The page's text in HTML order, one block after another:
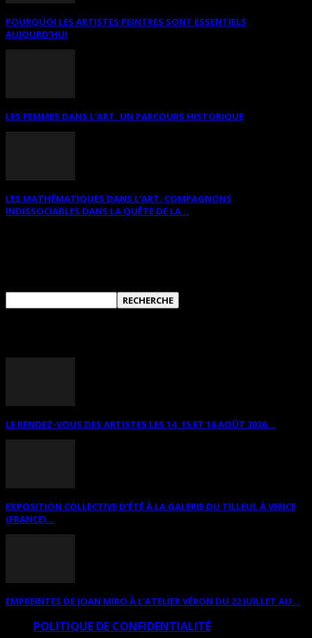
POURQUOI LES ARTISTES PEINTRES SONT ESSENTIELS
AUJOURD’HUI
LES FEMMES DANS L’ART. UN PARCOURS HISTORIQUE
LES MATHÉMATIQUES DANS L’ART. COMPAGNONS
INDISSOCIABLES DANS LA QUÊTE DE LA...
LE RENDEZ-VOUS DES ARTISTES LES 14, 15 ET 16 AOÛT 2026...
EXPOSITION COLLECTIVE D’ÉTÉ À LA GALERIE DU TILLEUL À VENCE
(FRANCE)...
EMPREINTES DE JOAN MIRO À L’ATELIER VÉRON DU 22 JUILLET AU...
POLITIQUE DE CONFIDENTIALITÉ